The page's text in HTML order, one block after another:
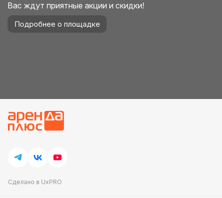
Вас ждут приятные акции и скидки!
Подробнее о площадке
Сделано в UxPRO